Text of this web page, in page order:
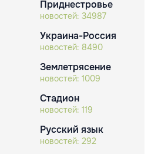
Приднестровье
новостей: 34987
Украина-Россия
новостей: 8490
Землетрясение
новостей: 1009
Стадион
новостей: 119
Русский язык
новостей: 292